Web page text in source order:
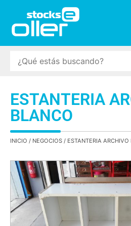
ESTANTERIA
BLANCO
INICIO / NEGOCIOS / ESTANTERIA ARCHIVO